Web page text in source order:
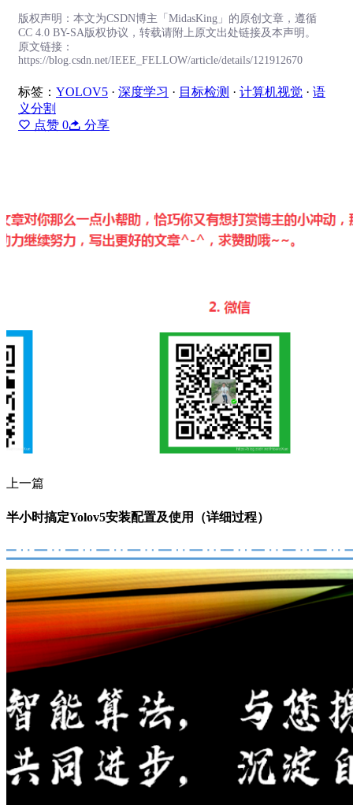
版权声明：本文为CSDN博主「MidasKing」的原创文章，遵循
CC 4.0 BY-SA版权协议，转载请附上原文出处链接及本声明。
原文链接：
https://blog.csdn.net/IEEE_FELLOW/article/details/121912670
标签： YOLOV5 · 深度学习 · 目标检测 · 计算机视觉 · 语
义分割
点赞 0 分享
上一篇
半小时搞定Yolov5安装配置及使用（详细过程）